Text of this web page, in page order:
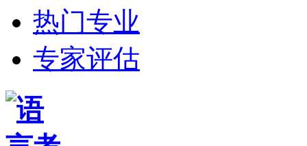
热门专业
专家评估